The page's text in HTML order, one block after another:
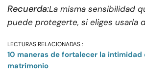
Recuerda:La misma sensibilidad
puede protegerte, si eliges usarla
LECTURAS RELACIONADAS :
10 maneras de fortalecer la intimidad
matrimonio